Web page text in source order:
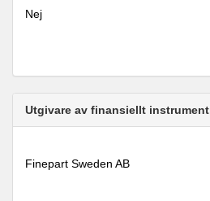
Nej
Utgivare av finansiellt instrument
Finepart Sweden AB